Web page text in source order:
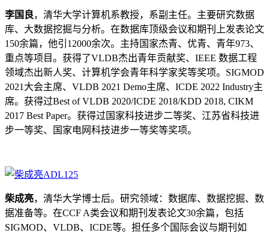
李国良，清华大学计算机系教授，系副主任。主要研究数据
库、大数据挖掘与分析。在数据库顶级会议和期刊上发表论文
150余篇，他引12000余次。主持国家杰青、优青、青年973、
重点等项目。获得了VLDB杰出青年贡献奖、IEEE 数据工程
领域杰出新人奖、计算机学会青年科学家奖等奖项。SIGMOD
2021大会主席、VLDB 2021 Demo主席、ICDE 2022 Industry主
席。获得过Best of VLDB 2020/ICDE 2018/KDD 2018, CIKM
2017 Best Paper。获得过国家科技进步二等奖、江苏省科技进
步一等奖、国家电网科技进步一等奖等奖项。
柴成亮，清华大学博士后。研究领域：数据库、数据挖掘、数
据准备等。在CCF A类会议和期刊发表论文30余篇，包括
SIGMOD、VLDB、ICDE等。担任多个国际会议与期刊如